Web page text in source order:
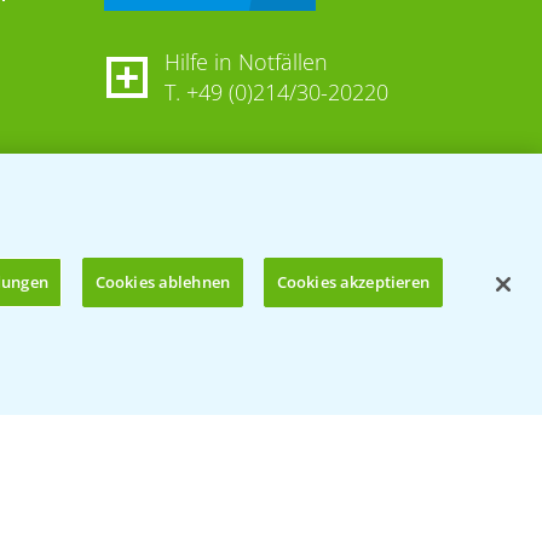
Hilfe in Notfällen
T. +49 (0)214/30-20220
Cookies ablehnen Cookies akzeptieren